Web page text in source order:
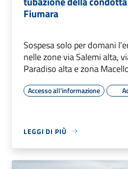
Fiumara
Sospesa solo per domani
nelle zone via Salemi alta,
Paradiso alta e zona
Accesso all'informazione
LEGGI DI PIÙ